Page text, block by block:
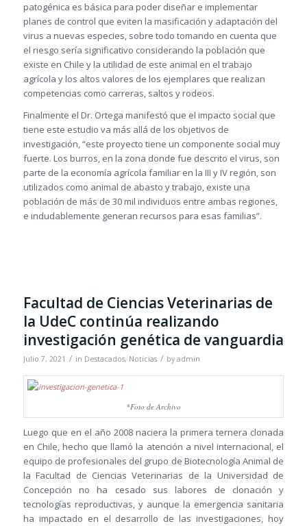
patogénica es básica para poder diseñar e implementar
planes de control que eviten la masificación y adaptación del
virus a nuevas especies, sobre todo tomando en cuenta que
el riesgo sería significativo considerando la población que
existe en Chile y la utilidad de este animal en el trabajo
agrícola y los altos valores de los ejemplares que realizan
competencias como carreras, saltos y rodeos.
Finalmente el Dr. Ortega manifestó que el impacto social que
tiene este estudio va más allá de los objetivos de
investigación, “este proyecto tiene un componente social muy
fuerte. Los burros, en la zona donde fue descrito el virus, son
parte de la economía agrícola familiar en la III y IV región, son
utilizados como animal de abasto y trabajo, existe una
población de más de 30 mil individuos entre ambas regiones,
e indudablemente generan recursos para esas familias”.
Facultad de Ciencias Veterinarias de
la UdeC continúa realizando
investigación genética de vanguardia
Julio 7, 2021 / in Destacados, Noticias / by admin
*Foto de Archivo
Luego que en el año 2008 naciera la primera ternera clonada
en Chile, hecho que llamó la atención a nivel internacional, el
equipo de profesionales del grupo de Biotecnología Animal de
la Facultad de Ciencias Veterinarias de la Universidad de
Concepción no ha cesado sus labores de clonación y
tecnologías reproductivas, y aunque la emergencia sanitaria
ha impactado en el desarrollo de las investigaciones, hoy